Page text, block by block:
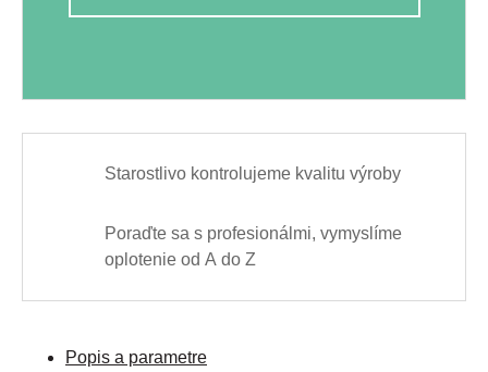
Starostlivo kontrolujeme kvalitu výroby
Poraďte sa s profesionálmi, vymyslíme
oplotenie od A do Z
Popis a parametre